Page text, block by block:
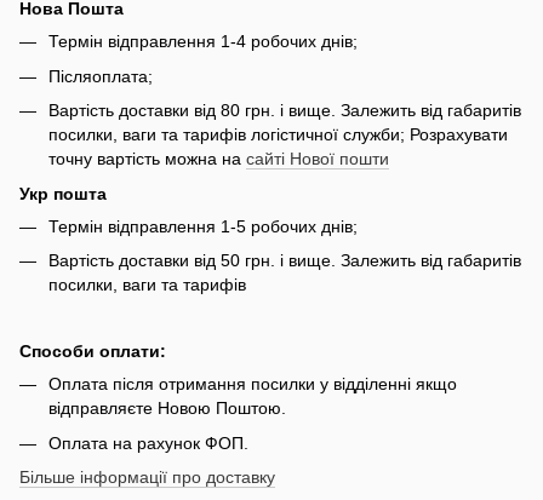
Нова Пошта
Термін відправлення 1-4 робочих днів;
Післяоплата;
Вартість доставки від 80 грн. і вище. Залежить від габаритів
посилки, ваги та тарифів логістичної служби; Розрахувати
точну вартість можна на сайті Нової пошти
Укр пошта
Термін відправлення 1-5 робочих днів;
Вартість доставки від 50 грн. і вище. Залежить від габаритів
посилки, ваги та тарифів
Способи оплати:
Оплата після отримання посилки у відділенні якщо
відправляєте Новою Поштою.
Оплата на рахунок ФОП.
Більше інформації про доставку